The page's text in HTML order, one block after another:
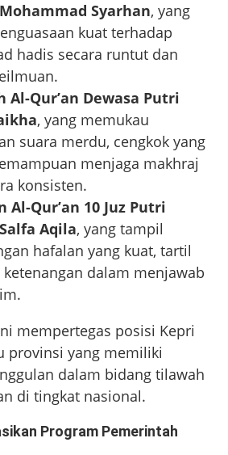
Mohammad Syarhan, yang
kuat terhadap
hadis secara runtut dan
Al-Qur’an Dewasa Putri
, yang memukau
suara merdu, cengkok yang
menjaga makhraj
konsisten.
Al-Qur’an 10 Juz Putri
Salfa Aqila, yang tampil
hafalan yang kuat, tartil
dalam menjawab
mempertegas posisi Kepri
provinsi yang memiliki
dalam bidang tilawah
di tingkat nasional.
Program Pemerintah